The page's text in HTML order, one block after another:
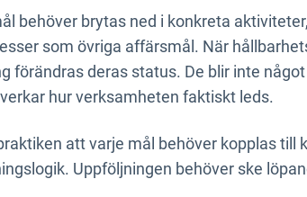
behöver brytas ned i konkreta
som övriga affärsmål. När
förändras deras status. De blir inte
hur verksamheten faktiskt leds.
att varje mål behöver kopplas
Uppföljningen behöver ske